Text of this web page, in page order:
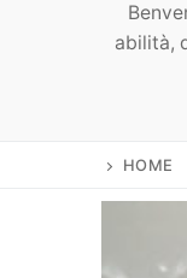
abilità,
HOME